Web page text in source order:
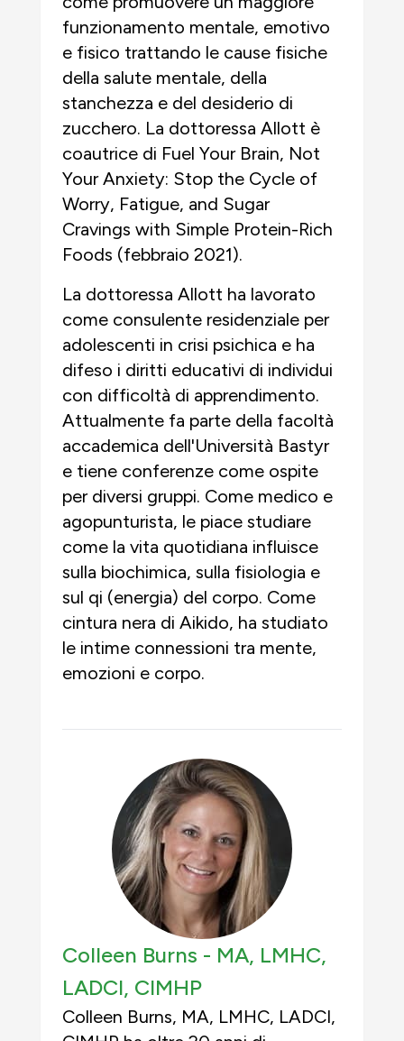
funzionamento mentale, emotivo
e fisico trattando le cause fisiche
della salute mentale, della
stanchezza e del desiderio di
zucchero. La dottoressa Allott è
coautrice di Fuel Your Brain, Not
Your Anxiety: Stop the Cycle of
Worry, Fatigue, and Sugar
Cravings with Simple Protein-Rich
Foods (febbraio 2021).
La dottoressa Allott ha lavorato
come consulente residenziale per
adolescenti in crisi psichica e ha
difeso i diritti educativi di individui
con difficoltà di apprendimento.
Attualmente fa parte della facoltà
accademica dell'Università Bastyr
e tiene conferenze come ospite
per diversi gruppi. Come medico e
agopunturista, le piace studiare
come la vita quotidiana influisce
sulla biochimica, sulla fisiologia e
sul qi (energia) del corpo. Come
cintura nera di Aikido, ha studiato
le intime connessioni tra mente,
emozioni e corpo.
Colleen Burns - MA, LMHC,
LADCI, CIMHP
Colleen Burns, MA, LMHC, LADCI,